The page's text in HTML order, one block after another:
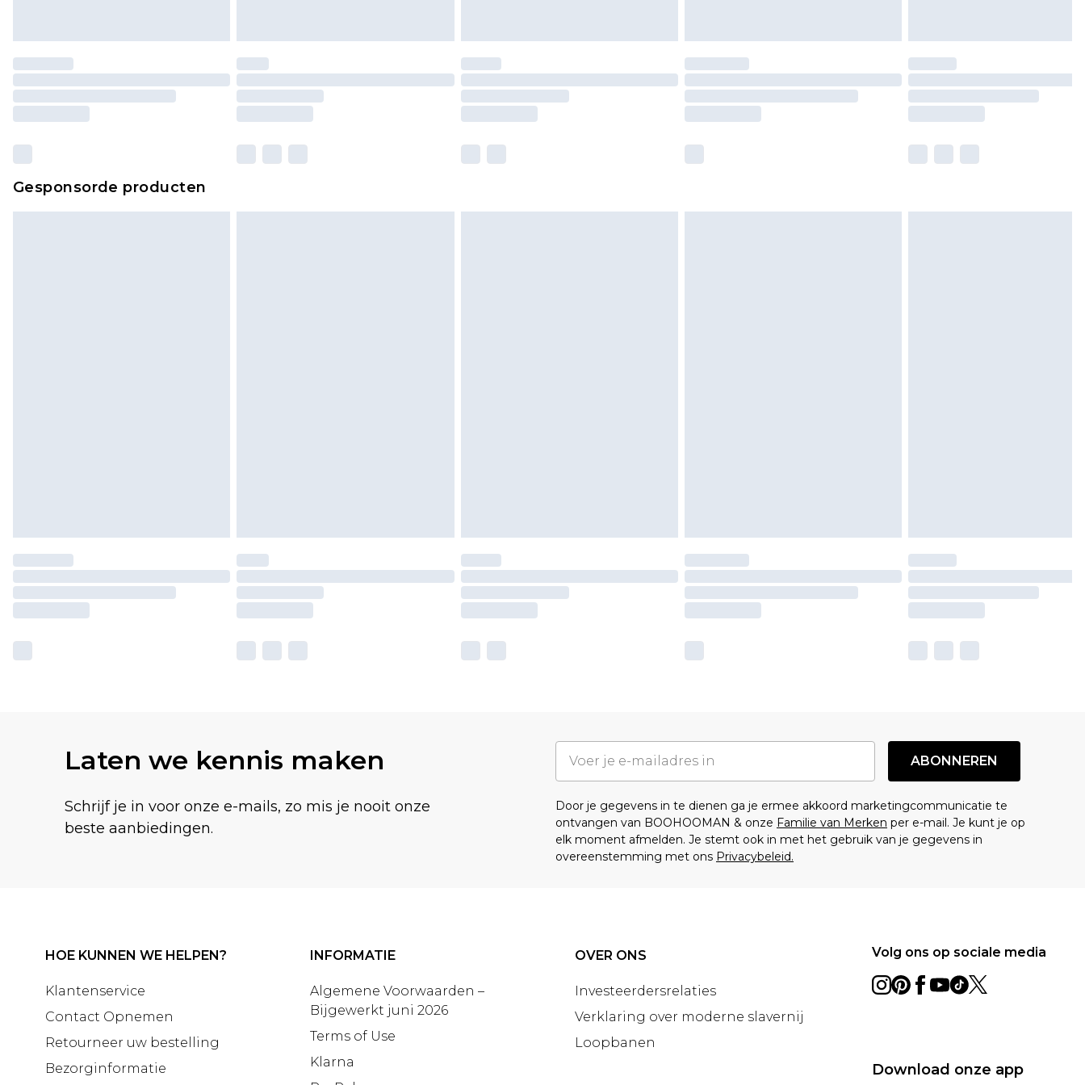
Gesponsorde producten
Laten we kennis maken
Schrijf je in voor onze e-mails, zo mis je nooit onze
beste aanbiedingen.
ABONNEREN
Door je gegevens in te dienen ga je ermee akkoord marketingcommunicatie te
ontvangen van BOOHOOMAN & onze Familie van Merken per e-mail. Je kunt je op
elk moment afmelden. Je stemt ook in met het gebruik van je gegevens in
overeenstemming met ons Privacybeleid.
HOE KUNNEN WE HELPEN?
Klantenservice
Contact Opnemen
Retourneer uw bestelling
Bezorginformatie
INFORMATIE
Algemene Voorwaarden –
Bijgewerkt juni 2026
Terms of Use
Klarna
OVER ONS
Investeerdersrelaties
Verklaring over moderne slavernij
Loopbanen
Volg ons op sociale media
Download onze app